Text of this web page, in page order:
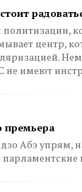
центр,
имеют
премьера
Абэ упрям,